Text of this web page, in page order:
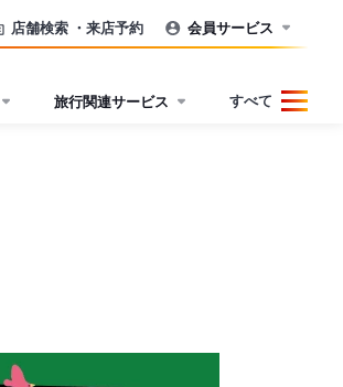
店舗検索 ・来店予約 会員サービス
旅行関連サービス すべて